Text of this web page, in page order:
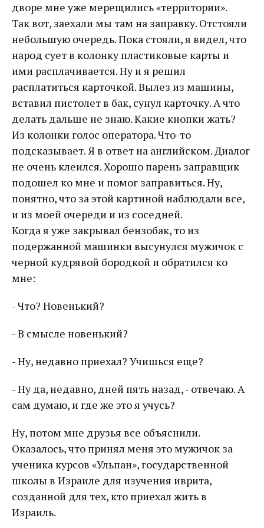
дворе мне уже мерещились «территории».
Так вот, заехали мы там на заправку. Отстояли
небольшую очередь. Пока стояли, я видел, что
народ сует в колонку пластиковые карты и
ими расплачивается. Ну и я решил
расплатиться карточкой. Вылез из машины,
вставил пистолет в бак, сунул карточку. А что
делать дальше не знаю. Какие кнопки жать?
Из колонки голос оператора. Что-то
подсказывает. Я в ответ на английском. Диалог
не очень клеился. Хорошо парень заправщик
подошел ко мне и помог заправиться. Ну,
понятно, что за этой картиной наблюдали все,
и из моей очереди и из соседней.
Когда я уже закрывал бензобак, то из
подержанной машинки высунулся мужичок с
черной кудрявой бородкой и обратился ко
мне:
- Что? Новенький?
- В смысле новенький?
- Ну, недавно приехал? Учишься еще?
- Ну да, недавно, дней пять назад, - отвечаю. А
сам думаю, и где же это я учусь?
Ну, потом мне друзья все объяснили.
Оказалось, что принял меня это мужичок за
ученика курсов «Ульпан», государственной
школы в Израиле для изучения иврита,
созданной для тех, кто приехал жить в
Израиль.